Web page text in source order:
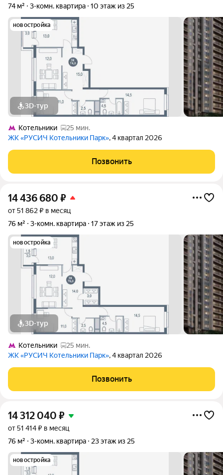
74 м²
3-комн. квартира 10 этаж из 25
новостройка
3D-тур
Котельники
25 мин.
ЖК «РУСИЧ Котельники Парк», 4 квартал 2026
Позвонить
14 436 680 ₽
от 51 862 ₽ в месяц
76 м²
3-комн. квартира 17 этаж из 25
новостройка
3D-тур
Котельники
25 мин.
ЖК «РУСИЧ Котельники Парк», 4 квартал 2026
Позвонить
14 312 040 ₽
от 51 414 ₽ в месяц
76 м²
3-комн. квартира 23 этаж из 25
новостройка